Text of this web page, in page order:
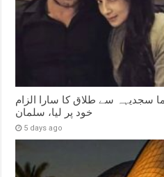
سجدیہہ سے طلاق کا سارا الزام
خود پر لیا، سلمان
5 days ago